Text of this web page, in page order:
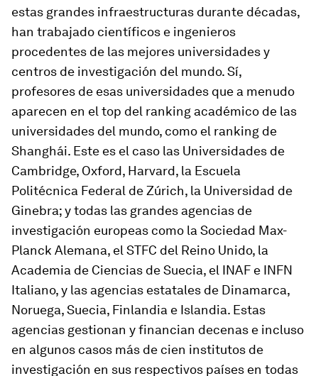
estas grandes infraestructuras durante décadas,
han trabajado científicos e ingenieros
procedentes de las mejores universidades y
centros de investigación del mundo. Sí,
profesores de esas universidades que a menudo
aparecen en el top del ranking académico de las
universidades del mundo, como el ranking de
Shanghái. Este es el caso las Universidades de
Cambridge, Oxford, Harvard, la Escuela
Politécnica Federal de Zúrich, la Universidad de
Ginebra; y todas las grandes agencias de
investigación europeas como la Sociedad Max-
Planck Alemana, el STFC del Reino Unido, la
Academia de Ciencias de Suecia, el INAF e INFN
Italiano, y las agencias estatales de Dinamarca,
Noruega, Suecia, Finlandia e Islandia. Estas
agencias gestionan y financian decenas e incluso
en algunos casos más de cien institutos de
investigación en sus respectivos países en todas